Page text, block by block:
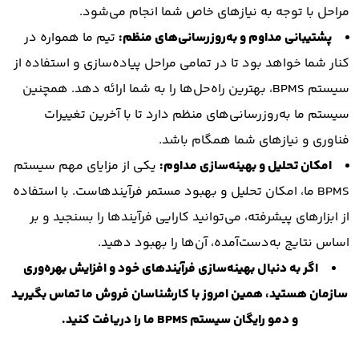
مراحل با توجه به نیازهای خاص شما انجام می‌شود.
پشتیبانی مداوم و به‌روزرسانی‌های منظم: تیم ما همواره در
کنار شما خواهد بود تا در تمامی مراحل پیاده‌سازی و استفاده از
سیستم BPMS، بهترین راه‌حل‌ها را به شما ارائه دهد. همچنین
سیستم ما به‌روزرسانی‌های منظم دارد تا با آخرین تغییرات
فناوری و نیازهای شما همگام باشد.
امکان تحلیل و بهینه‌سازی مداوم: یکی از مزایای مهم سیستم
BPMS ما، امکان تحلیل و بهبود مستمر فرآیندهاست. با استفاده
از ابزارهای پیشرفته، می‌توانید کارایی فرآیندها را بسنجید و بر
اساس نتایج به‌دست‌آمده، آن‌ها را بهبود دهید.
اگر به دنبال بهینه‌سازی فرآیندهای خود و افزایش بهره‌وری
سازمان هستید، همین امروز با کارشناسان فروش ما تماس بگیرید
و دمو رایگان سیستم BPMS ما را دریافت کنید.